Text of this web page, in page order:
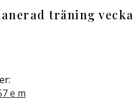
träning vecka
e m